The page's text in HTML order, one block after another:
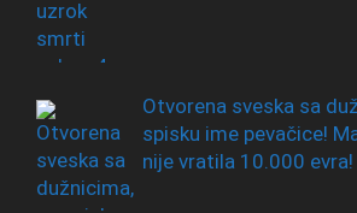
Otvorena sveska sa
spisku ime pevačice!
nije vratila 10.000 evra!